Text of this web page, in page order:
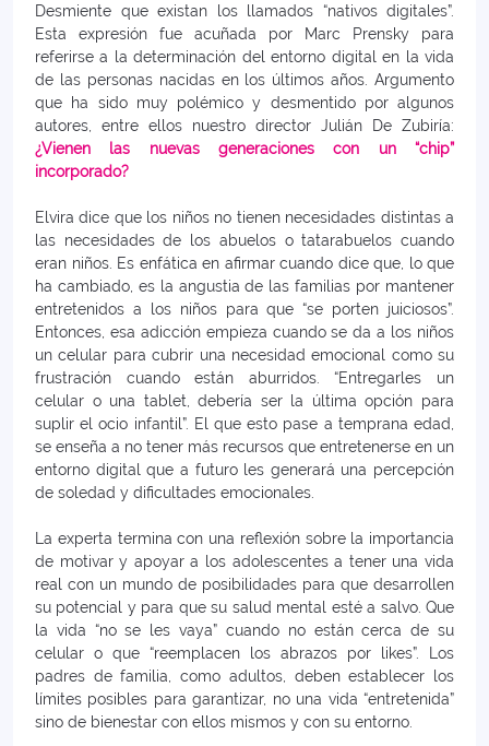
Desmiente que existan los llamados “nativos digitales”.
Esta expresión fue acuñada por Marc Prensky para
referirse a la determinación del entorno digital en la vida
de las personas nacidas en los últimos años. Argumento
que ha sido muy polémico y desmentido por algunos
autores, entre ellos nuestro director Julián De Zubiría:
¿Vienen las nuevas generaciones con un “chip”
incorporado?
Elvira dice que los niños no tienen necesidades distintas a
las necesidades de los abuelos o tatarabuelos cuando
eran niños. Es enfática en afirmar cuando dice que, lo que
ha cambiado, es la angustia de las familias por mantener
entretenidos a los niños para que “se porten juiciosos”.
Entonces, esa adicción empieza cuando se da a los niños
un celular para cubrir una necesidad emocional como su
frustración cuando están aburridos. “Entregarles un
celular o una tablet, debería ser la última opción para
suplir el ocio infantil”. El que esto pase a temprana edad,
se enseña a no tener más recursos que entretenerse en un
entorno digital que a futuro les generará una percepción
de soledad y dificultades emocionales.
La experta termina con una reflexión sobre la importancia
de motivar y apoyar a los adolescentes a tener una vida
real con un mundo de posibilidades para que desarrollen
su potencial y para que su salud mental esté a salvo. Que
la vida “no se les vaya” cuando no están cerca de su
celular o que “reemplacen los abrazos por likes”. Los
padres de familia, como adultos, deben establecer los
límites posibles para garantizar, no una vida “entretenida”
sino de bienestar con ellos mismos y con su entorno.